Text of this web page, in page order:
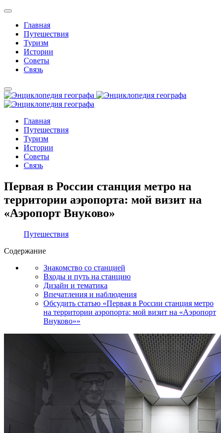
Главная
Путешествия
Туризм
Истории
Советы
Связь
Главная
Путешествия
Туризм
Истории
Советы
Связь
Первая в России станция метро на
территории аэропорта: мой визит на
«Аэропорт Внуково»
Путешествия
Содержание
Знакомство со станцией
Входы и путь на станцию
Дизайн и тематика
Впечатления и наблюдения
Обсудить статью «Первая в России станция метро
на территории аэропорта: мой визит на «Аэропорт
Внуково»»